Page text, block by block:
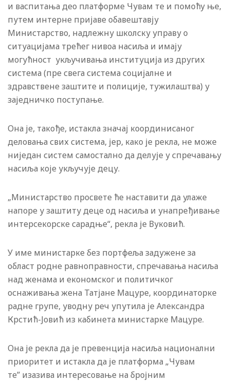
и васпитања део платформе Чувам те и помоћу ње,
путем интерне пријаве обавештавју
Министарство, надлежну школску управу о
ситуацијама трећег нивоа насиља и имају
могућност укључивања институција из других
система (пре свега система социјалне и
здравствене заштите и полиције, тужилаштва) у
заједничко поступање.
Она је, такође, истакла значај координисаног
деловања свих система, јер, како је рекла, не може
ниједан систем самостално да делује у спречавању
насиља које укључује децу.
„Министарство просвете ће наставити да улаже
напоре у заштиту деце од насиља и унапређивање
интерсекорске сарадње“, рекла је Вуковић.
У име министарке без портфеља задужене за
област родне равноправности, спречавања насиља
над женама и економског и политичког
оснаживања жена Татјане Мацуре, координаторке
радне групе, уводну реч упутила је Александра
Крстић-Јовић из кабинета министарке Мацуре.
Она је рекла да је превенција насиља национални
приоритет и истакла да је платформа „Чувам
те” изазива интересовање на бројним